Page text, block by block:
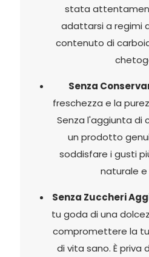
stata
adattarsi a regimi
contenuto di
Senza
freschezza e la
Senza l'aggiunta di
un prodotto
soddisfare i gusti
naturale
Senza Zuccheri
tu goda di una
compromettere la
di vita sano. È priva